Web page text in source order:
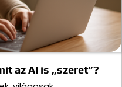
az AI is „szeret”?